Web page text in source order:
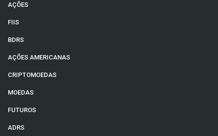
AÇÕES
FIIS
BDRS
AÇÕES AMERICANAS
CRIPTOMOEDAS
MOEDAS
FUTUROS
ADRS